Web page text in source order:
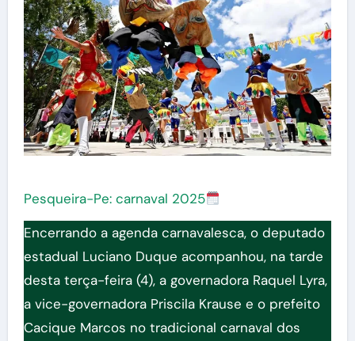
Pesqueira-Pe: carnaval 2025
Encerrando a agenda carnavalesca, o deputado
estadual Luciano Duque acompanhou, na tarde
desta terça-feira (4), a governadora Raquel Lyra,
a vice-governadora Priscila Krause e o prefeito
Cacique Marcos no tradicional carnaval dos